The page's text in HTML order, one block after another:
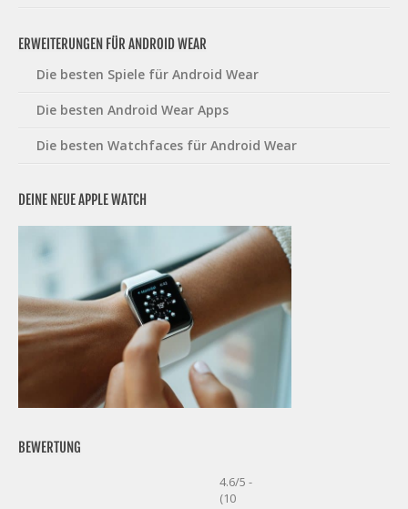
ERWEITERUNGEN FÜR ANDROID WEAR
Die besten Spiele für Android Wear
Die besten Android Wear Apps
Die besten Watchfaces für Android Wear
DEINE NEUE APPLE WATCH
BEWERTUNG
4.6/5 -
(10